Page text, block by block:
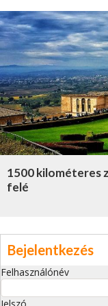
1500 kilométeres
felé
Bejelentkezés
Felhasználónév